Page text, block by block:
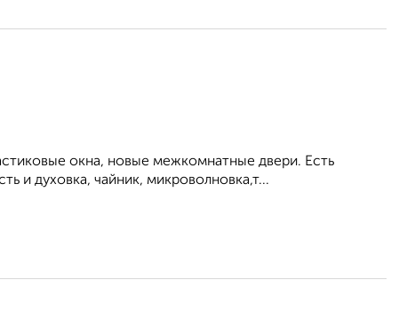
окна, новые межкомнатные двери. Есть
и духовка, чайник, микроволновка,т...